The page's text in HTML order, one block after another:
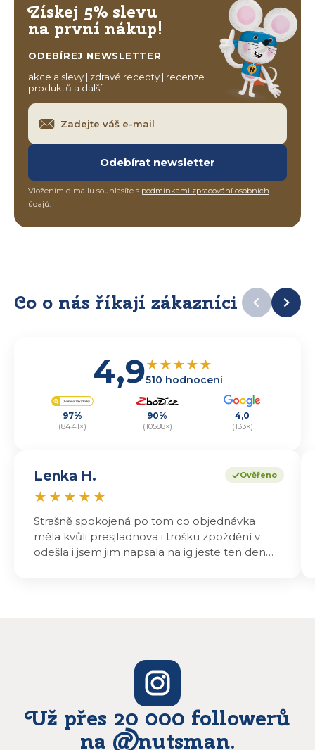
Získej 5% slevu
na první nákup!
ODEBÍREJ NEWSLETTER
akce a slevy | zdravé recepty | recenze
produktů a další…
Odebírat newsletter
Vložením e-mailu souhlasíte s podmínkami zpracování osobních
údajů.
Co o nás říkají zákazníci
4,9★★★★★
510 hodnocení
97%
(8441×)
90%
(10588×)
4,0
(133×)
Ověřeno
Lenka H.
★ ★ ★ ★ ★
Strašně spokojená po tom co objednávka
měla kvůli presjladnova i trošku zpoždění v
odešla i jsem jim napsala na ig jeste ten den
Už přes 20 000 followerů
na @nutsman.